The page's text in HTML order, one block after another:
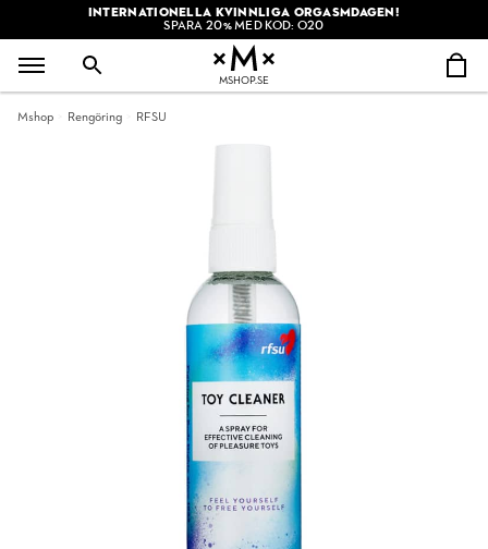
INTERNATIONELLA KVINNLIGA ORGASMDAGEN!
SPARA 20% MED KOD: O20
MSHOP.SE
Mshop Rengöring RFSU